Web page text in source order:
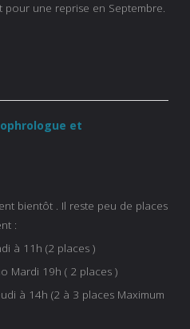
une reprise en Septembre.
et
bientôt . Il reste peu de places
:
à 11h (2 places )
Mardi 19h ( 2 places )
à 14h (2 à 3 places Maximum